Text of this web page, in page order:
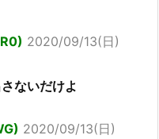
2020/09/13(日)
ないだけよ
2020/09/13(日)